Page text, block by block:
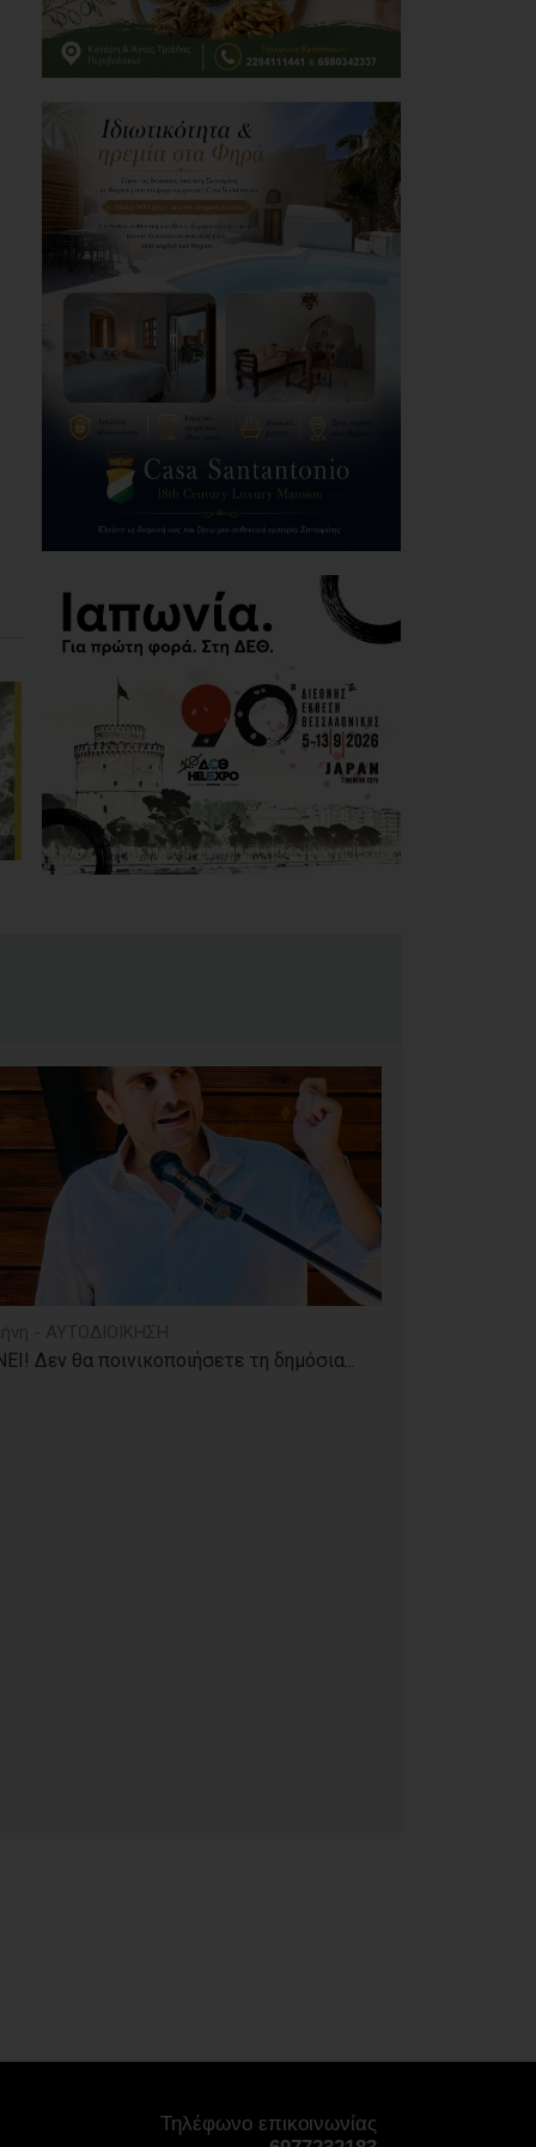
Δεν θα ποινικοποιήσετε τη δημόσια...
Τηλέφωνο επικοινωνίας